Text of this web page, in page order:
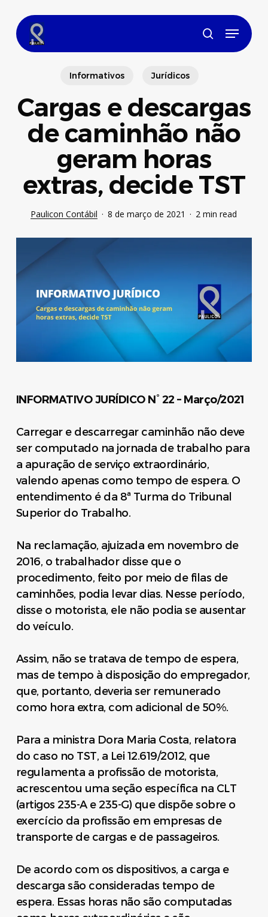
main
content
search
Menu
Informativos Jurídicos
Cargas e descargas
de caminhão não
geram horas
extras, decide TST
Paulicon Contábil 8 de março de 2021 2 min read
INFORMATIVO JURÍDICO N° 22 – Março/2021
Carregar e descarregar caminhão não deve
ser computado na jornada de trabalho para
a apuração de serviço extraordinário,
valendo apenas como tempo de espera. O
entendimento é da 8ª Turma do Tribunal
Superior do Trabalho.
Na reclamação, ajuizada em novembro de
2016, o trabalhador disse que o
procedimento, feito por meio de filas de
caminhões, podia levar dias. Nesse período,
disse o motorista, ele não podia se ausentar
do veículo.
Assim, não se tratava de tempo de espera,
mas de tempo à disposição do empregador,
que, portanto, deveria ser remunerado
como hora extra, com adicional de 50%.
Para a ministra Dora Maria Costa, relatora
do caso no TST, a Lei 12.619/2012, que
regulamenta a profissão de motorista,
acrescentou uma seção específica na CLT
(artigos 235-A e 235-G) que dispõe sobre o
exercício da profissão em empresas de
transporte de cargas e de passageiros.
De acordo com os dispositivos, a carga e
descarga são consideradas tempo de
espera. Essas horas não são computadas